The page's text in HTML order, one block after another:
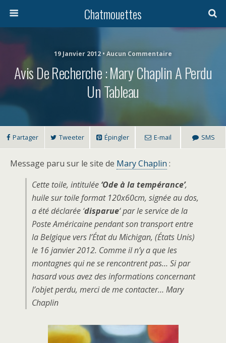
Chatmouettes
19 Janvier 2012 • Aucun Commentaire
Avis De Recherche : Mary Chaplin A Perdu
Un Tableau
Partager Tweeter Épingler E-mail SMS
Message paru sur le site de Mary Chaplin :
Cette toile, intitulée ‘Ode à la tempérance’,
huile sur toile format 120x60cm, signée au dos,
a été déclarée ‘disparue‘ par le service de la
Poste Américaine pendant son transport entre
la Belgique vers l’État du Michigan, (États Unis)
le 16 janvier 2012. Comme il n’y a que les
montagnes qui ne se rencontrent pas… Si par
hasard vous avez des informations concernant
l’objet perdu, merci de me contacter… Mary
Chaplin